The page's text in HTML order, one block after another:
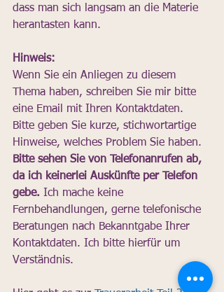
dass man sich langsam an die Materie
herantasten kann.
Hinweis:
Wenn Sie ein Anliegen zu diesem
Thema haben, schreiben Sie mir bitte
eine Email mit Ihren Kontaktdaten.
Bitte geben Sie kurze, stichwortartige
Hinweise, welches Problem Sie haben.
Bitte sehen Sie von Telefonanrufen ab,
da ich keinerlei Auskünfte per Telefon
gebe. Ich mache keine
Fernbehandlungen, gerne telefonische
Beratungen nach Bekanntgabe Ihrer
Kontaktdaten. Ich bitte hierfür um
Verständnis.